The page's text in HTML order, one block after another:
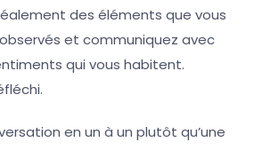
des éléments que vous
et communiquez avec
qui vous habitent.
en un à un plutôt qu’une